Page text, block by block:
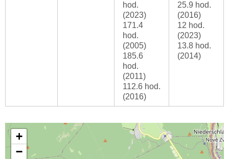
hod.
(2023)
171.4
hod.
(2005)
185.6
hod.
(2011)
112.6 hod.
(2016)
25.9 hod.
(2016)
12 hod.
(2023)
13.8 hod.
(2014)
+
−